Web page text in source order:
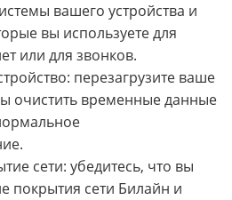
вашего устройства и
вы используете для
или для звонков.
перезагрузите ваше
очистить временные данные
сети: убедитесь, что вы
покрытия сети Билайн и